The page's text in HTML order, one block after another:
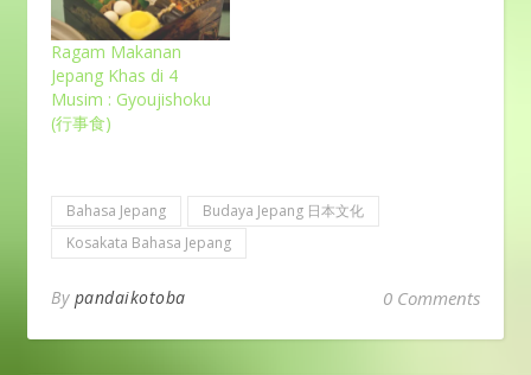
Ragam Makanan
Jepang Khas di 4
Musim : Gyoujishoku
(行事食)
Bahasa Jepang
Budaya Jepang 日本文化
Kosakata Bahasa Jepang
By pandaikotoba 0 Comments